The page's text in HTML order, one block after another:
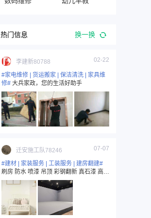
热门信息 换一换
李建新80788 02-22
#家电维修 | 货运搬家 | 保洁清洗 | 家具维
修# 大兵家政，您的生活好助手
迁安施工队78246 07-07
#建材 | 家装服务 | 工装服务 | 建房翻建#
刷房 防水 喷漆 吊顶 彩钢翻新 真石漆 高空
作业等15733321206